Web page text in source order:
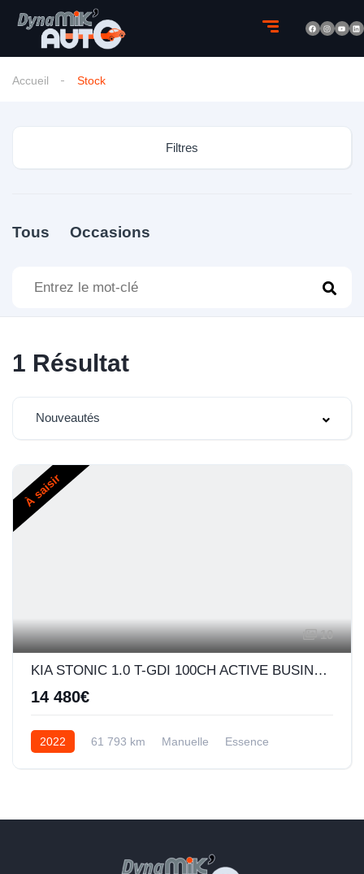
Accueil Stock
Filtres
Tous Occasions
1 Résultat
Nouveautés
À saisir
10
KIA STONIC 1.0 T-GDI 100CH ACTIVE BUSINESS
14 480€
2022 61 793 km Manuelle Essence